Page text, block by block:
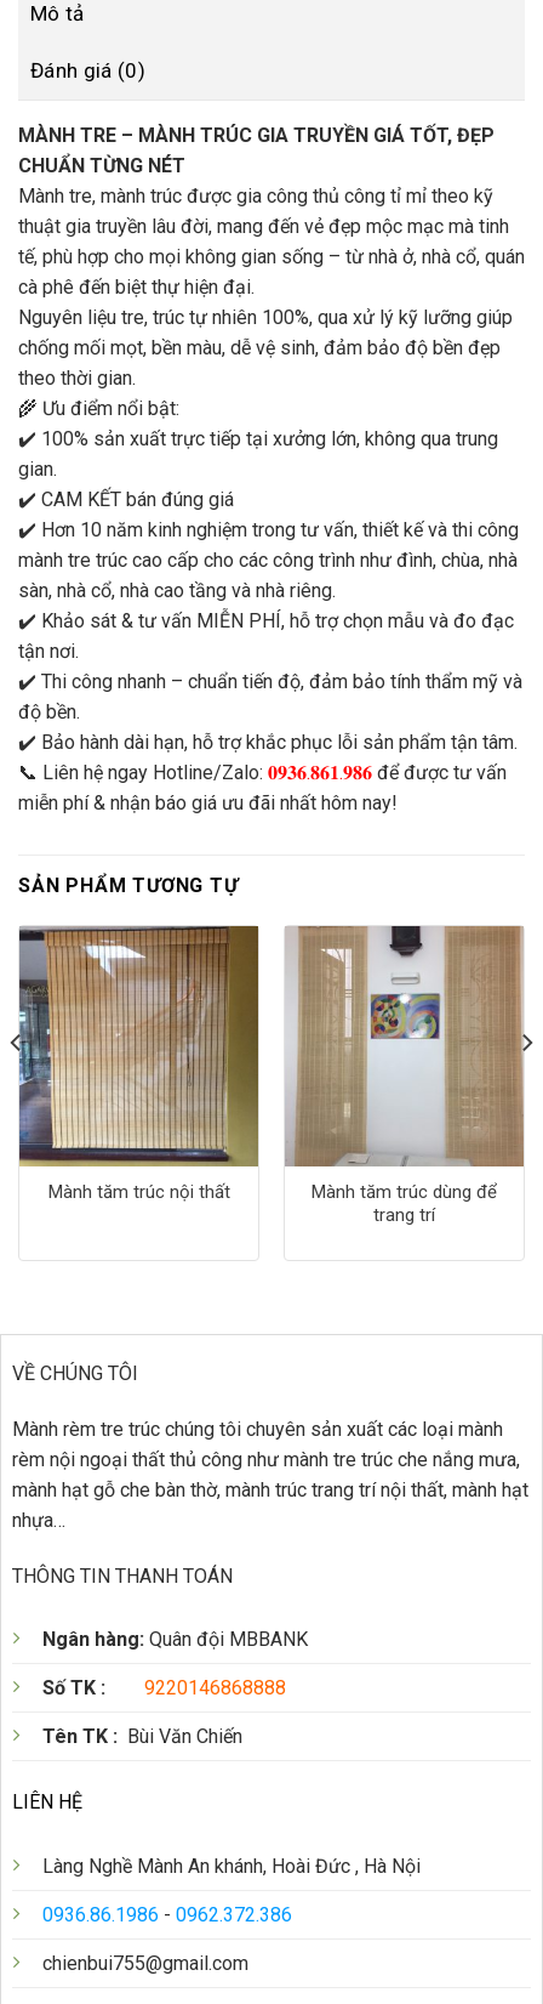
Mô tả
Đánh giá (0)
MÀNH TRE – MÀNH TRÚC GIA TRUYỀN GIÁ TỐT, ĐẸP
CHUẨN TỪNG NÉT
Mành tre, mành trúc được gia công thủ công tỉ mỉ theo kỹ
thuật gia truyền lâu đời, mang đến vẻ đẹp mộc mạc mà tinh
tế, phù hợp cho mọi không gian sống – từ nhà ở, nhà cổ, quán
cà phê đến biệt thự hiện đại.
Nguyên liệu tre, trúc tự nhiên 100%, qua xử lý kỹ lưỡng giúp
chống mối mọt, bền màu, dễ vệ sinh, đảm bảo độ bền đẹp
theo thời gian.
🌾 Ưu điểm nổi bật:
✔️ 100% sản xuất trực tiếp tại xưởng lớn, không qua trung
gian.
✔️ CAM KẾT bán đúng giá
✔️ Hơn 10 năm kinh nghiệm trong tư vấn, thiết kế và thi công
mành tre trúc cao cấp cho các công trình như đình, chùa, nhà
sàn, nhà cổ, nhà cao tầng và nhà riêng.
✔️ Khảo sát & tư vấn MIỄN PHÍ, hỗ trợ chọn mẫu và đo đạc
tận nơi.
✔️ Thi công nhanh – chuẩn tiến độ, đảm bảo tính thẩm mỹ và
độ bền.
✔️ Bảo hành dài hạn, hỗ trợ khắc phục lỗi sản phẩm tận tâm.
📞 Liên hệ ngay Hotline/Zalo: 𝟎𝟗𝟑𝟔.𝟖𝟔𝟏.𝟗𝟖𝟔 để được tư vấn
miễn phí & nhận báo giá ưu đãi nhất hôm nay!
SẢN PHẨM TƯƠNG TỰ
Mành tăm trúc nội thất
Mành tăm trúc dùng để
trang trí
VỀ CHÚNG TÔI
Mành rèm tre trúc chúng tôi chuyên sản xuất các loại mành
rèm nội ngoại thất thủ công như mành tre trúc che nắng mưa,
mành hạt gỗ che bàn thờ, mành trúc trang trí nội thất, mành hạt
nhựa…
THÔNG TIN THANH TOÁN
Ngân hàng: Quân đội MBBANK
Số TK : 9220146868888
Tên TK :Bùi Văn Chiến
LIÊN HỆ
Làng Nghề Mành An khánh, Hoài Đức , Hà Nội
0936.86.1986 - 0962.372.386
chienbui755@gmail.com